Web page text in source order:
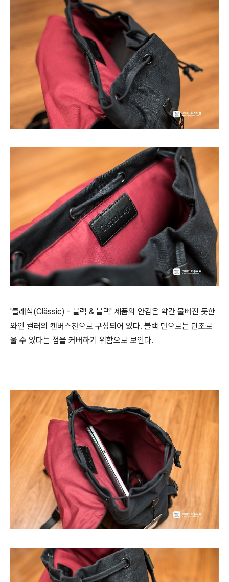
'클래식(Clässic) - 블랙 & 블랙' 제품의 안감은 약간 물빠진 듯한
와인 컬러의 캔버스천으로 구성되어 있다. 블랙 만으로는 단조로
울 수 있다는 점을 커버하기 위함으로 보인다.